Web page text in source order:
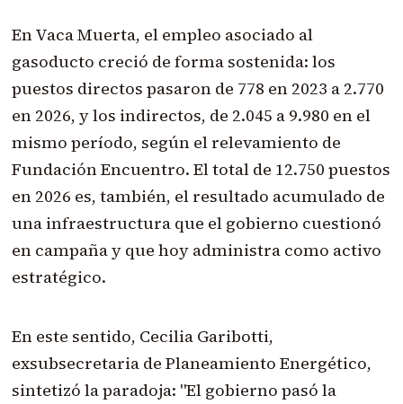
En Vaca Muerta, el empleo asociado al
gasoducto creció de forma sostenida: los
puestos directos pasaron de 778 en 2023 a 2.770
en 2026, y los indirectos, de 2.045 a 9.980 en el
mismo período, según el relevamiento de
Fundación Encuentro. El total de 12.750 puestos
en 2026 es, también, el resultado acumulado de
una infraestructura que el gobierno cuestionó
en campaña y que hoy administra como activo
estratégico.
En este sentido, Cecilia Garibotti,
exsubsecretaria de Planeamiento Energético,
sintetizó la paradoja: "El gobierno pasó la